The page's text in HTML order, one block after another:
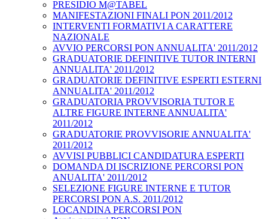
PRESIDIO M@TABEL
MANIFESTAZIONI FINALI PON 2011/2012
INTERVENTI FORMATIVI A CARATTERE
NAZIONALE
AVVIO PERCORSI PON ANNUALITA' 2011/2012
GRADUATORIE DEFINITIVE TUTOR INTERNI
ANNUALITA' 2011/2012
GRADUATORIE DEFINITIVE ESPERTI ESTERNI
ANNUALITA' 2011/2012
GRADUATORIA PROVVISORIA TUTOR E
ALTRE FIGURE INTERNE ANNUALITA'
2011/2012
GRADUATORIE PROVVISORIE ANNUALITA'
2011/2012
AVVISI PUBBLICI CANDIDATURA ESPERTI
DOMANDA DI ISCRIZIONE PERCORSI PON
ANUALITA' 2011/2012
SELEZIONE FIGURE INTERNE E TUTOR
PERCORSI PON A.S. 2011/2012
LOCANDINA PERCORSI PON